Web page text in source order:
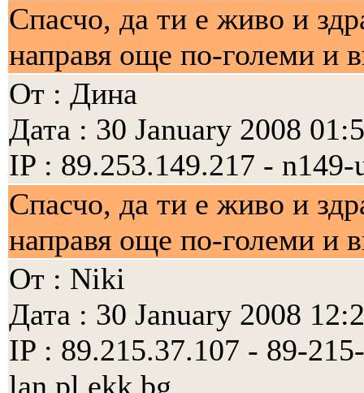
Спасчо, да ти е живо и
направя още по-големи и
От : Дина
Дата : 30 January 2008
IP : 89.253.149.217 -
Спасчо, да ти е живо и
направя още по-големи и
От : Niki
Дата : 30 January 2008
IP : 89.215.37.107 - 89-
lan.pl.ekk.bg